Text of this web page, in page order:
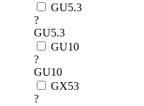
GU5.3
?
GU5.3
GU10
?
GU10
GX53
?